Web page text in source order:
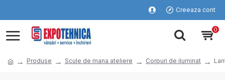
Creeaza cont
0
Produse Scule de mana ateliere Corpuri de iluminat